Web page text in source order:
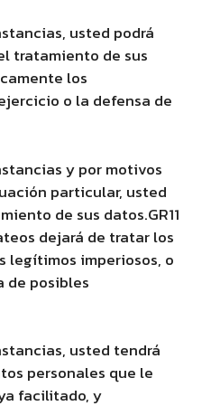
usted podrá
tratamiento de sus
los
o la defensa de
y por motivos
particular, usted
de sus datos.GR11
dejará de tratar los
legítimos imperiosos, o
de posibles
usted tendrá
personales que le
facilitado, y